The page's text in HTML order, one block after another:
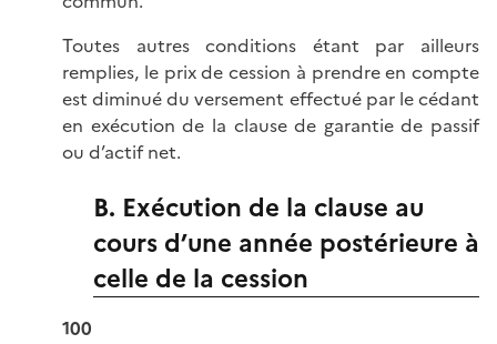
Toutes autres conditions étant par ailleurs
remplies, le prix de cession à prendre en compte
est diminué du versement effectué par le cédant
en exécution de la clause de garantie de passif
ou d’actif net.
B. Exécution de la clause au
cours d’une année postérieure à
celle de la cession
100